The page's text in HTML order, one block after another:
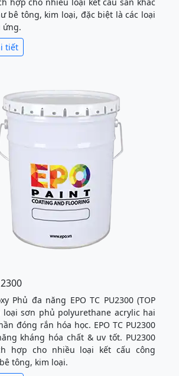
bê tông, kim loại, đặc biệt là các loại
ứng.
tiết
Phủ đa năng EPO TC PU2300 (TOP
loại sơn phủ polyurethane acrylic hai
đóng rắn hóa học. EPO TC PU2300
kháng hóa chất & uv tốt. PU2300
hợp cho nhiều loại kết cấu công
tông, kim loại.